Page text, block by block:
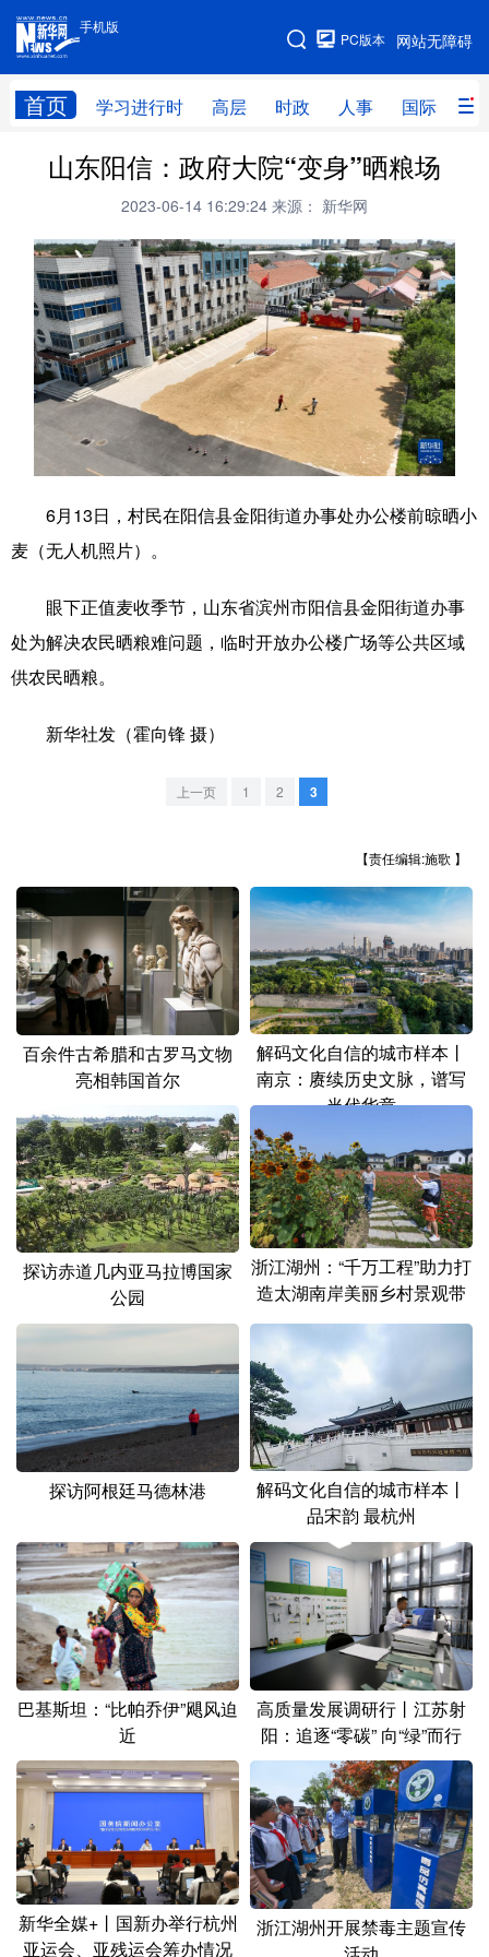
手机版
网站无障碍
PC版本
首页 学习进行时 高层 时政 人事 国际 财
手机版
网站地图
学习进行时 高层 时政 人事
财经 网评
台湾 思客智库 全球连线 教育
科技 科创 量子 体育
文化 书画 健康 军事
访谈 视频 图片 政务
法律 中央文件 金融 汽车
学术中国 乡村振兴 银龄 溯源中国
彩票 娱乐 时尚 悦读
公益
辽宁 吉林 上海 江苏
浙江 安徽 江西
山东 河南 湖北 湖南
广东 广西 海南 重庆
四川 贵州 云南 西藏
陕西 甘肃
新疆 内蒙古 黑龙江
多语种频道
Français عربى
日本語
Deutsch Português
山东阳信：政府大院“变身”晒粮场
2023-06-14 16:29:24 来源： 新华网
6月13日，村民在阳信县金阳街道办事处办公楼前晾晒小
麦（无人机照片）。
眼下正值麦收季节，山东省滨州市阳信县金阳街道办事
处为解决农民晒粮难问题，临时开放办公楼广场等公共区域
供农民晒粮。
新华社发（霍向锋 摄）
上一页 1 2 3
【责任编辑:施歌 】
百余件古希腊和古罗马文物
亮相韩国首尔
解码文化自信的城市样本丨
南京：赓续历史文脉，谱写
当代华章
探访赤道几内亚马拉博国家
公园
浙江湖州：“千万工程”助力打
造太湖南岸美丽乡村景观带
探访阿根廷马德林港
解码文化自信的城市样本丨
品宋韵 最杭州
巴基斯坦：“比帕乔伊”飓风迫
近
高质量发展调研行丨江苏射
阳：追逐“零碳” 向“绿”而行
新华全媒+丨国新办举行杭州
亚运会、亚残运会筹办情况
浙江湖州开展禁毒主题宣传